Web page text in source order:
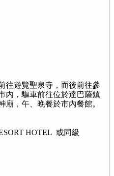
往遊覽聖泉寺，而後前往參
內，驅車前往位於達巴薩鎮
廟，午、晚餐於市內餐館。
HOTEL 或同級